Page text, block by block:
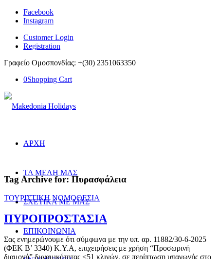
Facebook
Instagram
Customer Login
Registration
Γραφείο Ομοσπονδίας: +(30) 2351063350
0Shopping Cart
ΑΡΧΗ
ΤΑ ΜΕΛΗ ΜΑΣ
ΣΧΕΤΙΚΑ ΜΕ ΜΑΣ
ΕΠΙΚΟΙΝΩΝΙΑ
Tag Archive for:Πυρασφάλεια
ΤΟΥΡΙΣΤΙΚΗ ΝΟΜΟΘΕΣΙΑ
ΠΥΡΟΠΡΟΣΤΑΣΙΑ
Σας ενημερώνουμε ότι σύμφωνα με την υπ. αρ. 11882/30-6-2025
(ΦΕΚ Β’ 3340) Κ.Υ.Α, επιχειρήσεις με χρήση “Προσωρινή
διαμονή” δυναμικότητας <51 κλινών, σε περίπτωση υπαγωγής στο